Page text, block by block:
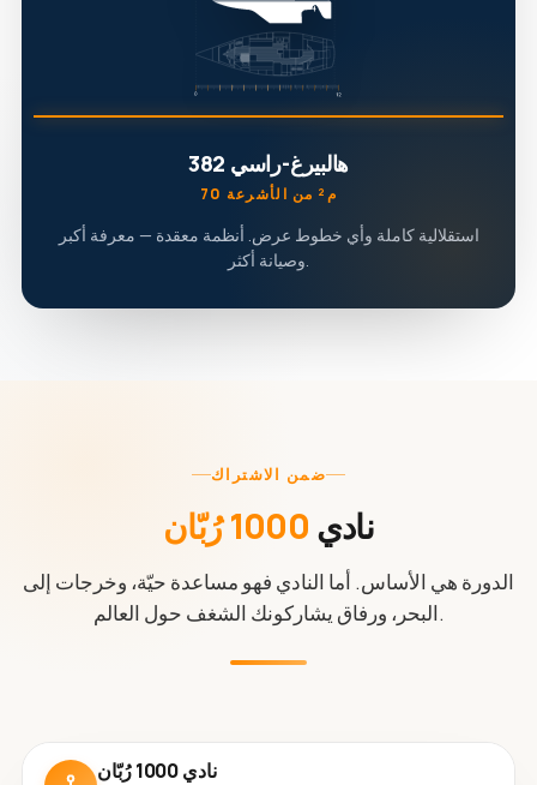
هالبيرغ-راسي 382
70 م² من الأشرعة
استقلالية كاملة وأي خطوط عرض. أنظمة معقدة — معرفة أكبر
وصيانة أكثر.
ضمن الاشتراك
نادي 1000 رُبّان
الدورة هي الأساس. أما النادي فهو مساعدة حيّة، وخرجات إلى
البحر، ورفاق يشاركونك الشغف حول العالم.
نادي 1000 رُبّان